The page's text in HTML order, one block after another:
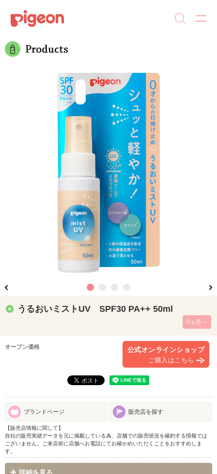
うるおいミストUV SPF30 PA++ 50ml
0ヵ月～
オープン価格 公式オンラインショップ
ご購入はこちら
ブランドページ 販売店を探す
【販売店情報に関して】
自社の販売実績データを元に掲載している為、店舗での販売状況を確約する情報では
ございません。ご来店前に店舗へお電話にてお確かめいただくことをおすすめしま
す。